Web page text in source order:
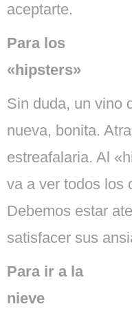
aceptarte.
Para los
«hipsters»
Sin duda, un vino
nueva, bonita.
estreafalaria. Al
va a ver todos los
Debemos estar
satisfacer sus
Para ir a la
nieve